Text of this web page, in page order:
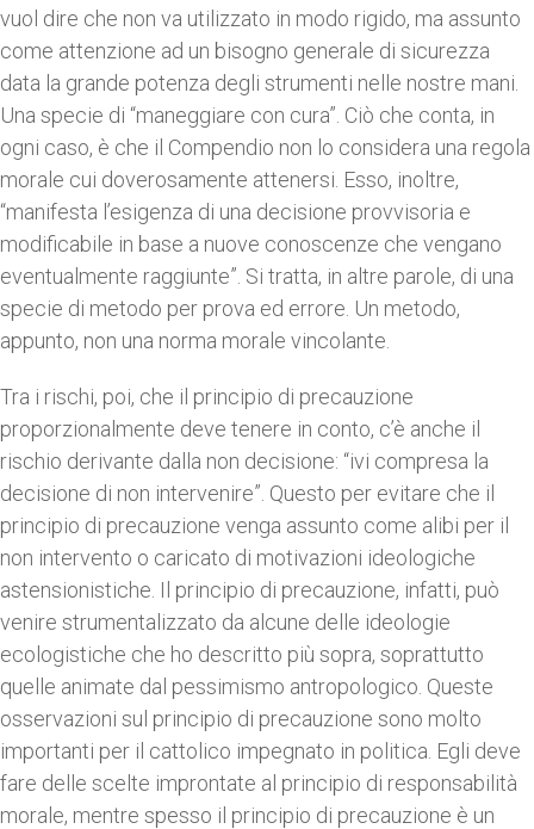
vuol dire che non va utilizzato in modo rigido, ma assunto
come attenzione ad un bisogno generale di sicurezza
data la grande potenza degli strumenti nelle nostre mani.
Una specie di “maneggiare con cura”. Ciò che conta, in
ogni caso, è che il Compendio non lo considera una regola
morale cui doverosamente attenersi. Esso, inoltre,
“manifesta l’esigenza di una decisione provvisoria e
modificabile in base a nuove conoscenze che vengano
eventualmente raggiunte”. Si tratta, in altre parole, di una
specie di metodo per prova ed errore. Un metodo,
appunto, non una norma morale vincolante.
Tra i rischi, poi, che il principio di precauzione
proporzionalmente deve tenere in conto, c’è anche il
rischio derivante dalla non decisione: “ivi compresa la
decisione di non intervenire”. Questo per evitare che il
principio di precauzione venga assunto come alibi per il
non intervento o caricato di motivazioni ideologiche
astensionistiche. Il principio di precauzione, infatti, può
venire strumentalizzato da alcune delle ideologie
ecologistiche che ho descritto più sopra, soprattutto
quelle animate dal pessimismo antropologico. Queste
osservazioni sul principio di precauzione sono molto
importanti per il cattolico impegnato in politica. Egli deve
fare delle scelte improntate al principio di responsabilità
morale, mentre spesso il principio di precauzione è un